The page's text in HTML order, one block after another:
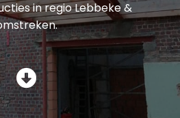
in regio Lebbeke &